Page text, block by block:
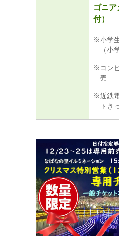
ゴニア
付）
小学
（小
コン
売
近鉄
トき